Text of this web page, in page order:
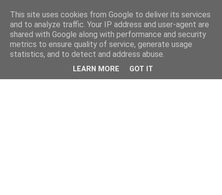
This site uses cookies from Google to deliver its services
and to analyze traffic. Your IP address and user-agent are
shared with Google along with performance and security
metrics to ensure quality of service, generate usage
statistics, and to detect and address abuse.
LEARN MORE GOT IT